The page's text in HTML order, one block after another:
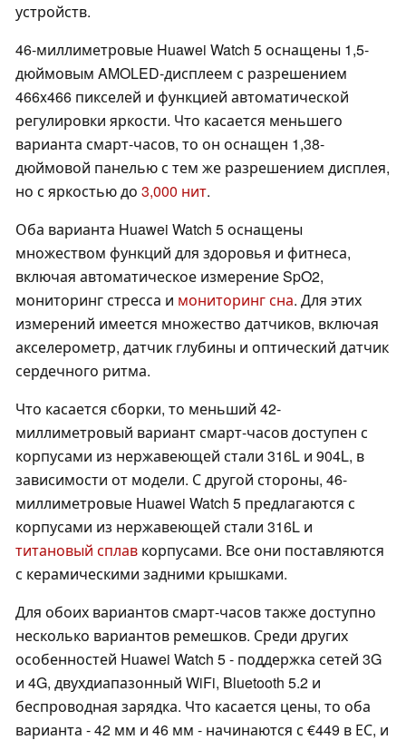
устройств.
46-миллиметровые Huawei Watch 5 оснащены 1,5-
дюймовым AMOLED-дисплеем с разрешением
466x466 пикселей и функцией автоматической
регулировки яркости. Что касается меньшего
варианта смарт-часов, то он оснащен 1,38-
дюймовой панелью с тем же разрешением дисплея,
но с яркостью до 3,000 нит.
Оба варианта Huawei Watch 5 оснащены
множеством функций для здоровья и фитнеса,
включая автоматическое измерение SpO2,
мониторинг стресса и мониторинг сна. Для этих
измерений имеется множество датчиков, включая
акселерометр, датчик глубины и оптический датчик
сердечного ритма.
Что касается сборки, то меньший 42-
миллиметровый вариант смарт-часов доступен с
корпусами из нержавеющей стали 316L и 904L, в
зависимости от модели. С другой стороны, 46-
миллиметровые Huawei Watch 5 предлагаются с
корпусами из нержавеющей стали 316L и
титановый сплав корпусами. Все они поставляются
с керамическими задними крышками.
Для обоих вариантов смарт-часов также доступно
несколько вариантов ремешков. Среди других
особенностей Huawei Watch 5 - поддержка сетей 3G
и 4G, двухдиапазонный WiFi, Bluetooth 5.2 и
беспроводная зарядка. Что касается цены, то оба
варианта - 42 мм и 46 мм - начинаются с €449 в ЕС, и